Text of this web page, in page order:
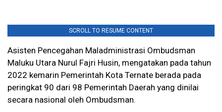
SCROLL TO RESUME CONTENT
Asisten Pencegahan Maladministrasi Ombudsman
Maluku Utara Nurul Fajri Husin, mengatakan pada tahun
2022 kemarin Pemerintah Kota Ternate berada pada
peringkat 90 dari 98 Pemerintah Daerah yang dinilai
secara nasional oleh Ombudsman.